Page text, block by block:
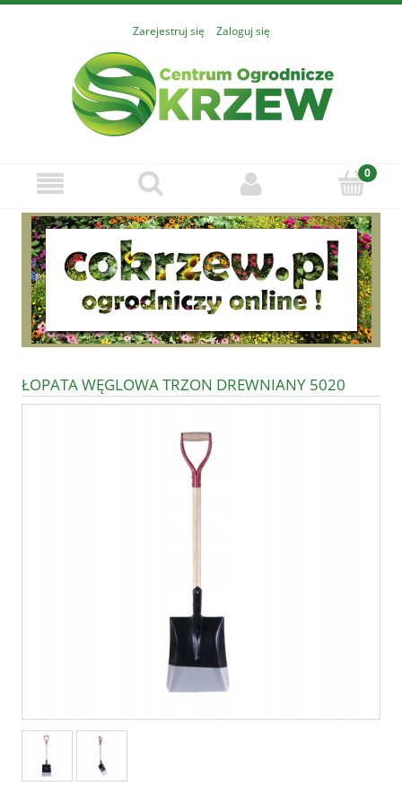
Zarejestruj się Zaloguj się
ŁOPATA WĘGLOWA TRZON DREWNIANY 5020